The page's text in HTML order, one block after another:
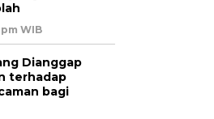
WIB
Dianggap
terhadap
bagi